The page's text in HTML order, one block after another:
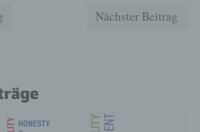
Nächster Beitrag
mit uns ermöglichen, was
Adresse der sogenannten
freiwilliger Basis von einer
den für die Verarbeitung
Bearbeitung oder der